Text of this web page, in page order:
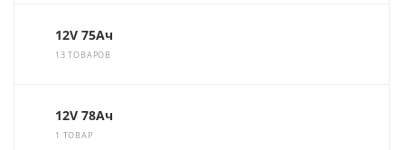
12V 75Ач
13 ТОВАРОВ
12V 78Ач
1 ТОВАР